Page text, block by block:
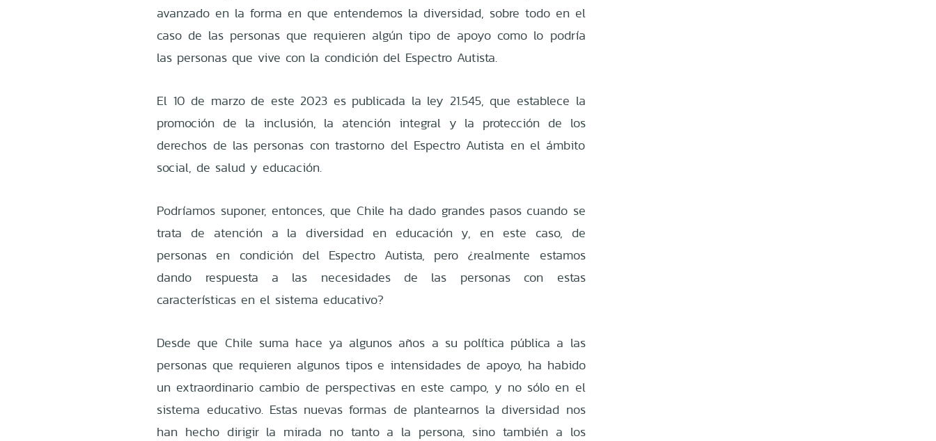
avanzado en la forma en que entendemos la diversidad, sobre todo en el
caso de las personas que requieren algún tipo de apoyo como lo podría
las personas que vive con la condición del Espectro Autista.
El 10 de marzo de este 2023 es publicada la ley 21.545, que establece la
promoción de la inclusión, la atención integral y la protección de los
derechos de las personas con trastorno del Espectro Autista en el ámbito
social, de salud y educación.
Podríamos suponer, entonces, que Chile ha dado grandes pasos cuando se
trata de atención a la diversidad en educación y, en este caso, de
personas en condición del Espectro Autista, pero ¿realmente estamos
dando respuesta a las necesidades de las personas con estas
características en el sistema educativo?
Desde que Chile suma hace ya algunos años a su política pública a las
personas que requieren algunos tipos e intensidades de apoyo, ha habido
un extraordinario cambio de perspectivas en este campo, y no sólo en el
sistema educativo. Estas nuevas formas de plantearnos la diversidad nos
han hecho dirigir la mirada no tanto a la persona, sino también a los